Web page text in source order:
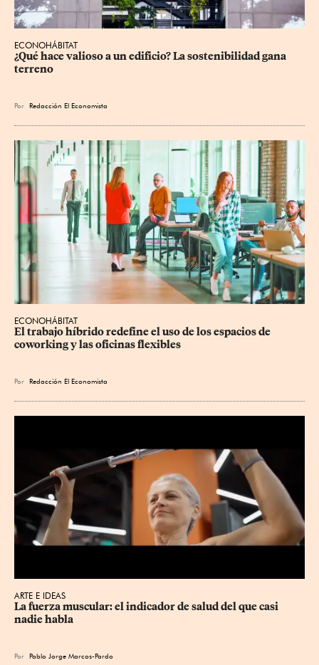
ECONOHÁBITAT
¿Qué hace valioso a un edificio? La sostenibilidad gana
terreno
Por Redacción El Economista
ECONOHÁBITAT
El trabajo híbrido redefine el uso de los espacios de
coworking y las oficinas flexibles
Por Redacción El Economista
ARTE E IDEAS
La fuerza muscular: el indicador de salud del que casi
nadie habla
Por Pablo Jorge Marcos-Pardo